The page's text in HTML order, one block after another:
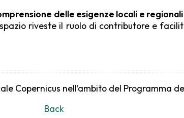
delle esigenze locali e
riveste il ruolo di contributore e
Copernicus nell’ambito del Programma
Back